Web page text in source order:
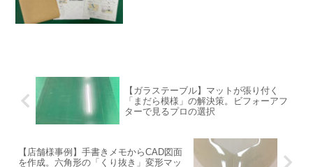
【ガラステーブル】マットが張り付く
「まだら模様」の解決策。ビフォーアフ
ターで見るプロの選択
【店舗様事例】手書きメモからCAD図面
を作成。六角形の「くり抜き」変形マッ